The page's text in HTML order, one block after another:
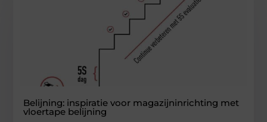
Belijning: inspiratie voor magazijninrichting met
vloertape belijning